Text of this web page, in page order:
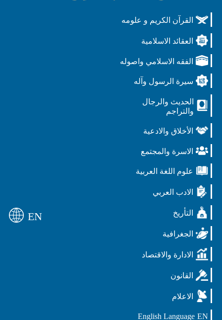
القرآن الكريم و علومه
العقائد الاسلامية
الفقه الاسلامي واصوله
سيرة الرسول وآله
الحديث والرجال
والتراجم
الأخلاق والادعية
الاسرة والمجتمع
علوم اللغة العربية
الادب العربي
التأريخ
الجغرافية
الادارة والاقتصاد
القانون
الاعلام
EN
English Language
EN